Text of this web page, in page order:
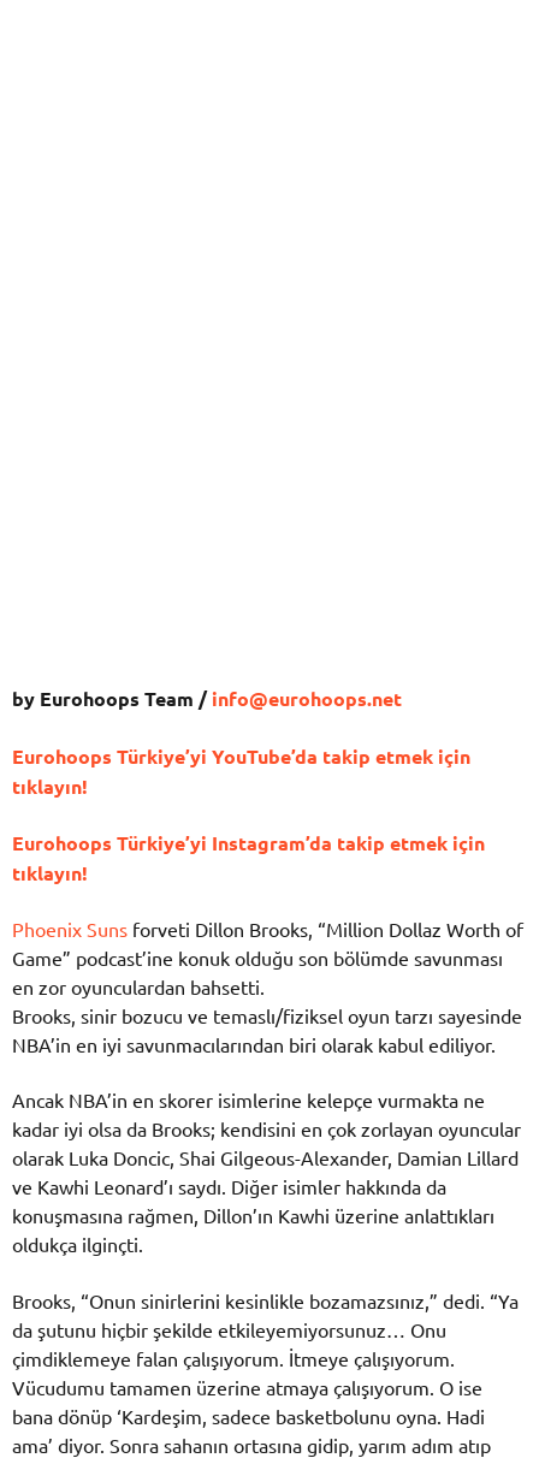
by Eurohoops Team /info@eurohoops.net
Eurohoops Türkiye’yi YouTube’da takip etmek için
tıklayın!
Eurohoops Türkiye’yi Instagram’da takip etmek için
tıklayın!
Phoenix Suns forveti Dillon Brooks, “Million Dollaz Worth of
Game” podcast’ine konuk olduğu son bölümde savunması
en zor oyunculardan bahsetti.
Brooks, sinir bozucu ve temaslı/fiziksel oyun tarzı sayesinde
NBA’in en iyi savunmacılarından biri olarak kabul ediliyor.
Ancak NBA’in en skorer isimlerine kelepçe vurmakta ne
kadar iyi olsa da Brooks; kendisini en çok zorlayan oyuncular
olarak Luka Doncic, Shai Gilgeous-Alexander, Damian Lillard
ve Kawhi Leonard’ı saydı. Diğer isimler hakkında da
konuşmasına rağmen, Dillon’ın Kawhi üzerine anlattıkları
oldukça ilginçti.
Brooks, “Onun sinirlerini kesinlikle bozamazsınız,” dedi. “Ya
da şutunu hiçbir şekilde etkileyemiyorsunuz… Onu
çimdiklemeye falan çalışıyorum. İtmeye çalışıyorum.
Vücudumu tamamen üzerine atmaya çalışıyorum. O ise
bana dönüp ‘Kardeşim, sadece basketbolunu oyna. Hadi
ama’ diyor. Sonra sahanın ortasına gidip, yarım adım atıp